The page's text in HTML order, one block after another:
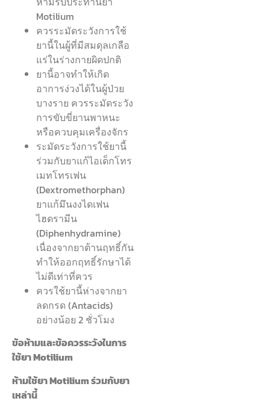
Motilium
ควรระมัดระวังการใช้
ยานี้ในผู้ที่มีสมดุลเกลือ
แร่ในร่างกายผิดปกติ
ยานี้อาจทำให้เกิด
อาการง่วงได้ในผู้ป่วย
บางราย ควรระมัดระวัง
การขับขี่ยานพาหนะ
หรือควบคุมเครื่องจักร
ระมัดระวังการใช้ยานี้
ร่วมกับยาแก้ไอเด็กโทร
เมทโทรเฟน
(Dextromethorphan)
ยาแก้มึนงงไดเฟน
ไฮดรามีน
(Diphenhydramine)
เนื่องจากยาต้านฤทธิ์กัน
ทำให้ออกฤทธิ์รักษาได้
ไม่ดีเท่าที่ควร
ควรใช้ยานี้ห่างจากยา
ลดกรด (Antacids)
อย่างน้อย 2 ชั่วโมง
ข้อห้ามและข้อควรระวังในการ
ใช้ยา Motilium
ห้ามใช้ยา Motilium ร่วมกับยา
เหล่านี้